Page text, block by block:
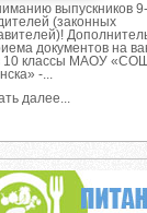
выпускников 9-
(законных
документов на
10 классы МАОУ
-...
далее...